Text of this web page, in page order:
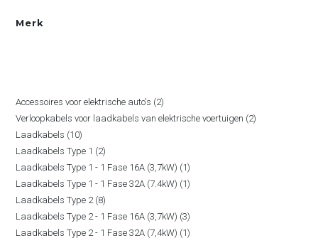
Merk
Accessoires voor elektrische auto's 22
producten
Verloopkabels voor laadkabels van elektrische voertuigen 22
Laadkabels 1010
producten
Laadkabels Type 1 22
producten
Laadkabels Type 1 - 1 Fase 16A (3,7kW) 11
product
Laadkabels Type 1 - 1 Fase 32A (7.4kW) 11
Laadkabels Type 2 88
producten
Laadkabels Type 2 - 1 Fase 16A (3,7kW) 33
producten
Laadkabels Type 2 - 1 Fase 32A (7,4kW) 11